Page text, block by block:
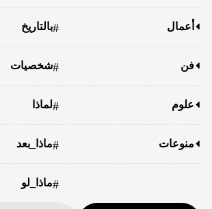
أعمال
فن
علوم
منوعات
#بالتاريخ
#شخصيات
#لماذا
#ماذا_بعد
#ماذا_لو